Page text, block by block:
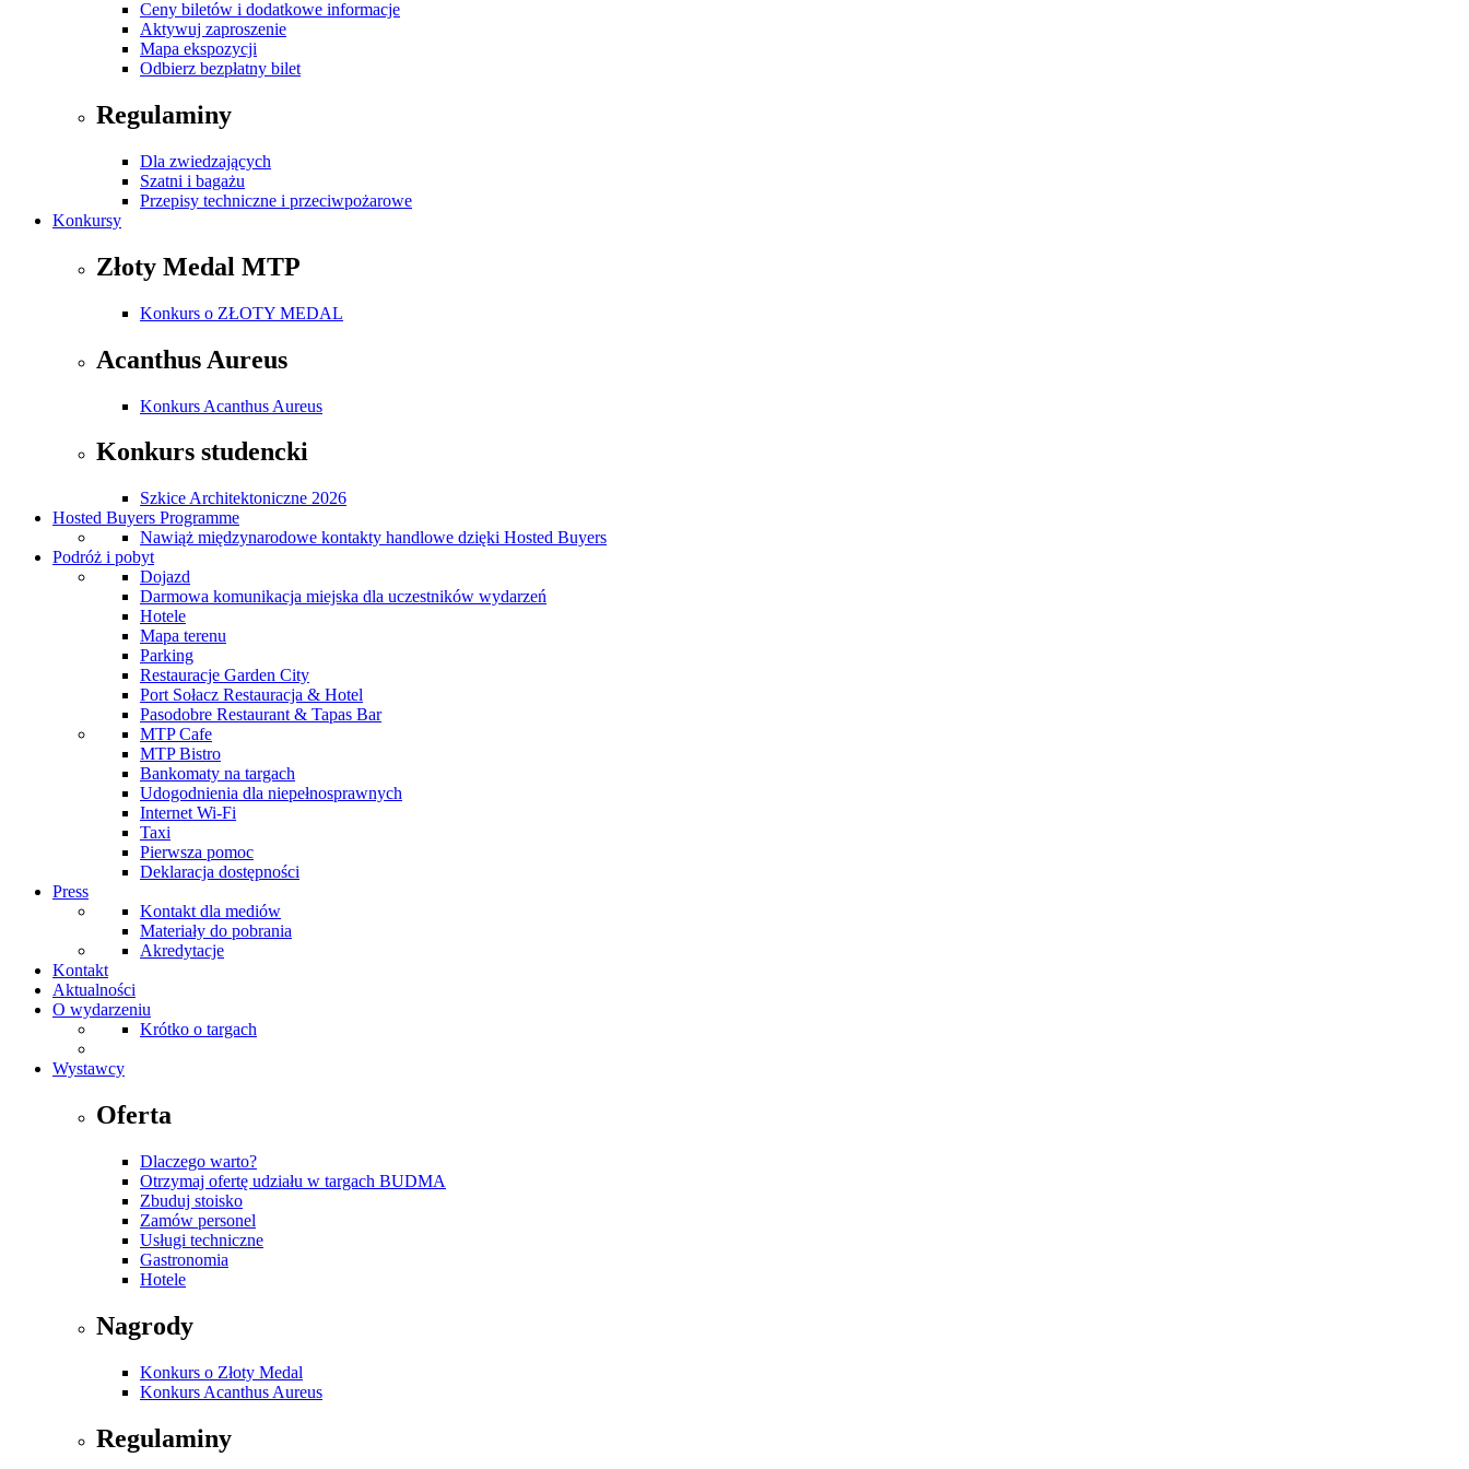
Ceny biletów i dodatkowe informacje
Aktywuj zaproszenie
Mapa ekspozycji
Odbierz bezpłatny bilet
Regulaminy
Dla zwiedzających
Szatni i bagażu
Przepisy techniczne i przeciwpożarowe
Konkursy
Złoty Medal MTP
Konkurs o ZŁOTY MEDAL
Acanthus Aureus
Konkurs Acanthus Aureus
Konkurs studencki
Szkice Architektoniczne 2026
Hosted Buyers Programme
Nawiąż międzynarodowe kontakty handlowe dzięki Hosted Buyers
Podróż i pobyt
Dojazd
Darmowa komunikacja miejska dla uczestników wydarzeń
Hotele
Mapa terenu
Parking
Restauracje Garden City
Port Sołacz Restauracja & Hotel
Pasodobre Restaurant & Tapas Bar
MTP Cafe
MTP Bistro
Bankomaty na targach
Udogodnienia dla niepełnosprawnych
Internet Wi-Fi
Taxi
Pierwsza pomoc
Deklaracja dostępności
Press
Kontakt dla mediów
Materiały do pobrania
Akredytacje
Kontakt
Aktualności
O wydarzeniu
Krótko o targach
Wystawcy
Oferta
Dlaczego warto?
Otrzymaj ofertę udziału w targach BUDMA
Zbuduj stoisko
Zamów personel
Usługi techniczne
Gastronomia
Hotele
Nagrody
Konkurs o Złoty Medal
Konkurs Acanthus Aureus
Regulaminy